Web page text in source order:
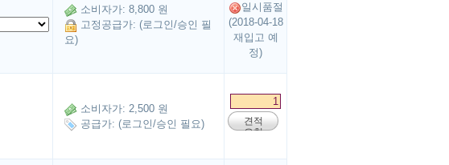
소비자가: 8,800 원
고정공급가: (로그인/승인 필
요)
일시품절
(2018-04-18
재입고 예
정)
소비자가: 2,500 원
공급가: (로그인/승인 필요)
견적
요청